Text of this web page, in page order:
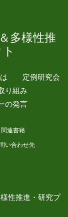
多様性推
定例研究会
り組み
の発言
連書籍
い合わせ先
性推進・研究プ